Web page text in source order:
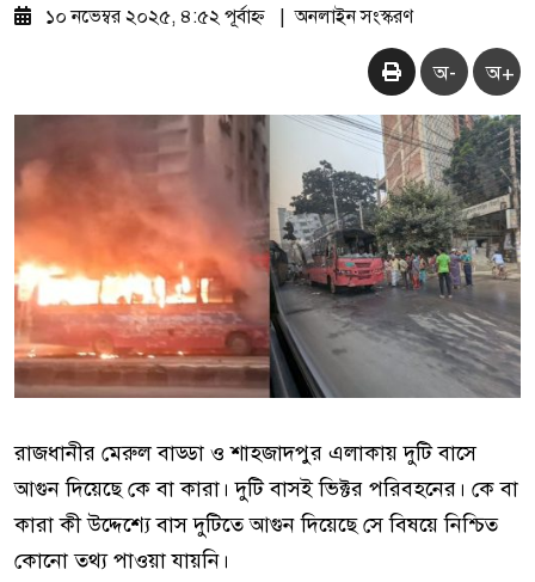
১০ নভেম্বর ২০২৫, ৪:৫২ পূর্বাহ্ন
অনলাইন সংস্করণ
অ- অ+
রাজধানীর মেরুল বাড্ডা ও শাহজাদপুর এলাকায় দুটি বাসে
আগুন দিয়েছে কে বা কারা। দুটি বাসই ভিক্টর পরিবহনের। কে বা
কারা কী উদ্দেশ্যে বাস দুটিতে আগুন দিয়েছে সে বিষয়ে নিশ্চিত
কোনো তথ্য পাওয়া যায়নি।